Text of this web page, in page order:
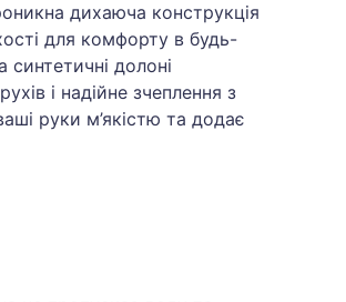
дихаюча конструкція
для комфорту в будь-
долоні
і надійне зчеплення з
руки м’якістю та додає